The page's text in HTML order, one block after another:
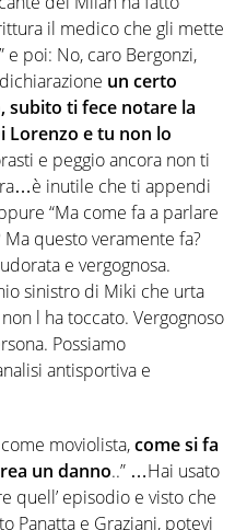
il medico che gli mette
e poi: No, caro Bergonzi,
un certo
subito ti fece notare la
Lorenzo e tu non lo
e peggio ancora non ti
inutile che ti appendi
“Ma come fa a parlare
questo veramente fa?
e vergognosa.
sinistro di Miki che urta
l ha toccato. Vergognoso
Possiamo
antisportiva e
come moviolista,come si fa
un danno..” …Hai usato
quell’ episodio e visto che
Panatta e Graziani, potevi